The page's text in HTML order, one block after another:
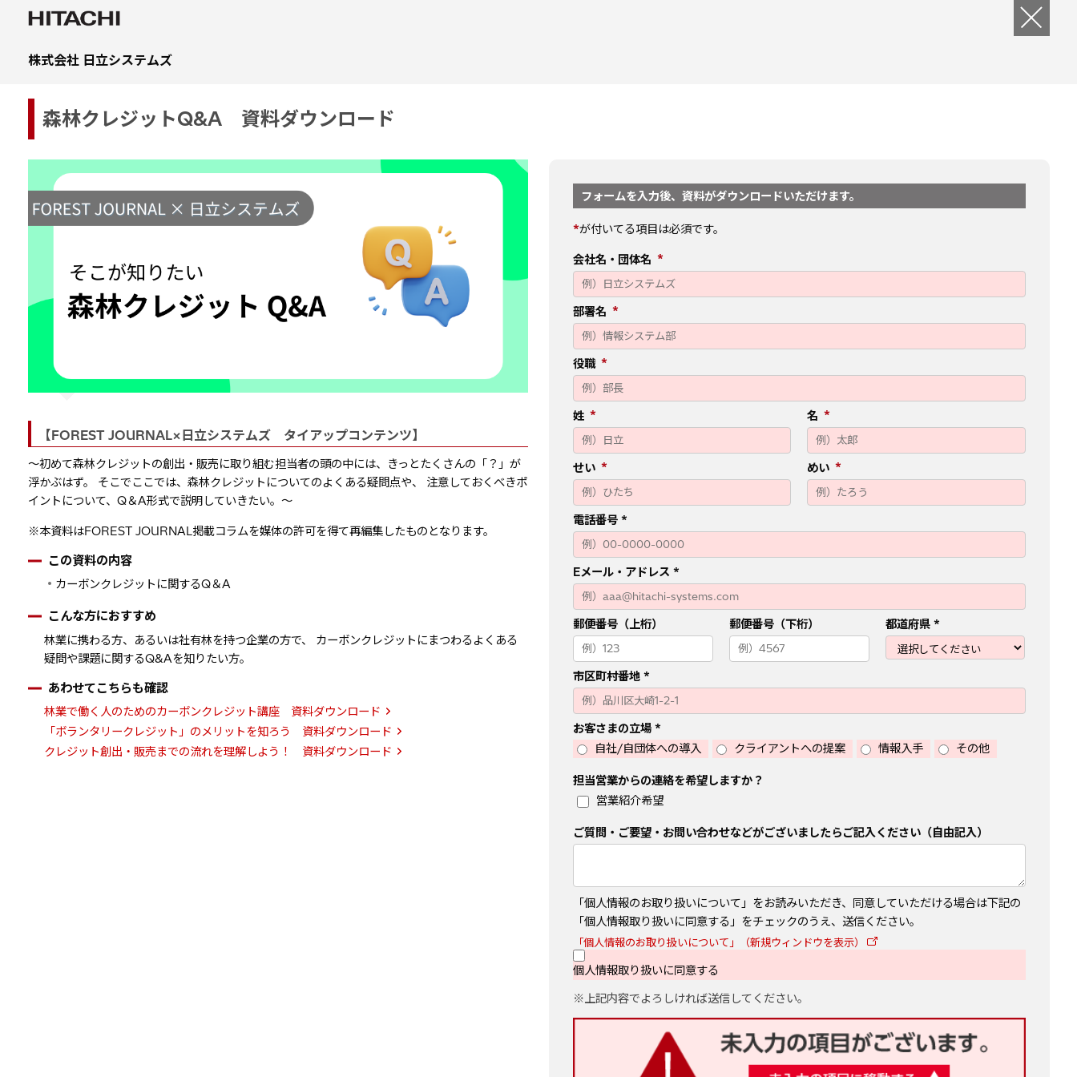
株式会社 日立システムズ
森林クレジットQ&A 資料ダウンロード
【FOREST JOURNAL×日立システムズ タイアップコンテンツ】
～初めて森林クレジットの創出・販売に取り組む担当者の頭の中には、きっとたくさんの「？」が
浮かぶはず。 そこでここでは、森林クレジットについてのよくある疑問点や、 注意しておくべきポ
イントについて、Q＆A形式で説明していきたい。～
※本資料はFOREST JOURNAL掲載コラムを媒体の許可を得て再編集したものとなります。
この資料の内容
カーボンクレジットに関するQ＆A
こんな方におすすめ
林業に携わる方、あるいは社有林を持つ企業の方で、 カーボンクレジットにまつわるよくある
疑問や課題に関するQ&Aを知りたい方。
あわせてこちらも確認
林業で働く人のためのカーボンクレジット講座 資料ダウンロード
「ボランタリークレジット」のメリットを知ろう 資料ダウンロード
クレジット創出・販売までの流れを理解しよう！ 資料ダウンロード
フォームを入力後、資料がダウンロードいただけます。
*が付いてる項目は必須です。
会社名・団体名
部署名
役職
姓 名
せい めい
電話番号
Eメール・アドレス
郵便番号（上桁） 郵便番号（下桁） 都道府県
市区町村番地
お客さまの立場
自社/自団体への導入
クライアントへの提案 情報入手 その他
担当営業からの連絡を希望しますか？
営業紹介希望
ご質問・ご要望・お問い合わせなどがございましたらご記入ください（自由記入）
「個人情報のお取り扱いについて」をお読みいただき、同意していただける場合は下記の
「個人情報取り扱いに同意する」をチェックのうえ、送信ください。
「個人情報のお取り扱いについて」（新規ウィンドウを表示）
個人情報取り扱いに同意する
上記内容でよろしければ送信してください。